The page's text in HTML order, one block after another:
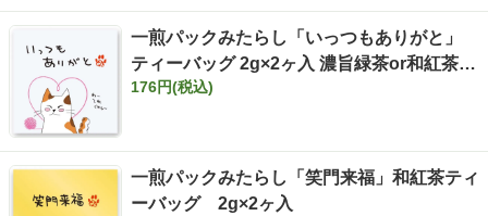
一煎パックみたらし「いっつもありがと」
ティーバッグ 2g×2ヶ入 濃旨緑茶or和紅茶or
ほうじ茶
176円(税込)
一煎パックみたらし「笑門来福」和紅茶ティ
ーバッグ 2g×2ヶ入